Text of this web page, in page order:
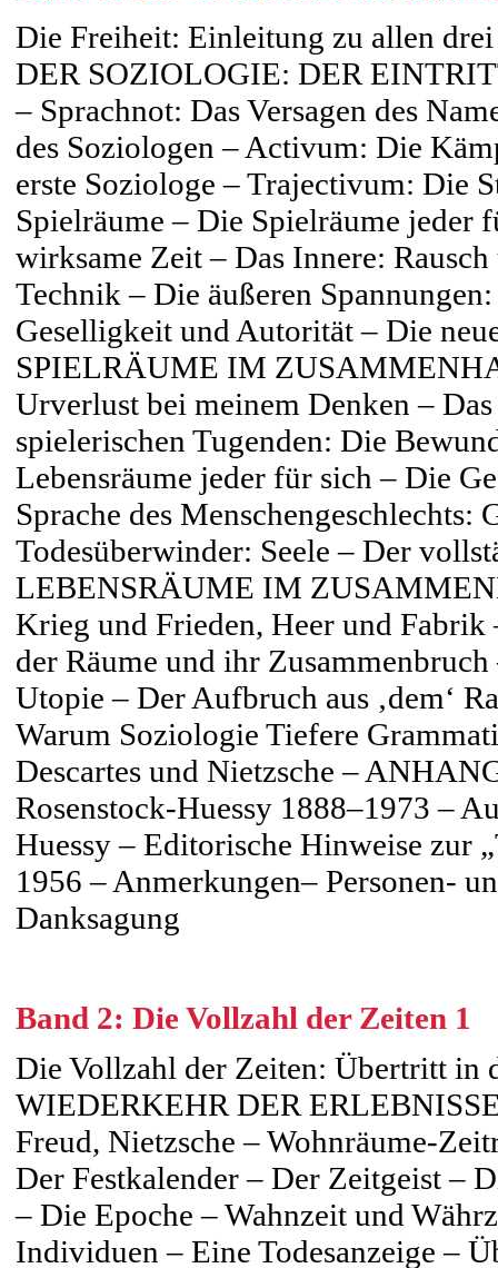
Die Freiheit: Einleitung zu allen
DER SOZIOLOGIE: DER
– Sprachnot: Das Versagen des
des Soziologen – Activum: Die
erste Soziologe – Trajectivum: Die
Spielräume – Die Spielräume
wirksame Zeit – Das Innere:
Technik – Die äußeren
Geselligkeit und Autorität – Die
SPIELRÄUME IM
Urverlust bei meinem Denken –
spielerischen Tugenden: Die
Lebensräume jeder für sich – Die
Sprache des
Todesüberwinder: Seele – Der
LEBENSRÄUME IM
Krieg und Frieden, Heer und Fabrik
der Räume und ihr
Utopie – Der Aufbruch aus ‚dem‘
Warum Soziologie Tiefere
Descartes und Nietzsche –
Rosenstock-Huessy 1888–1973 –
Huessy – Editorische Hinweise zur
1956 – Anmerkungen– Personen-
Danksagung
Band 2: Die Vollzahl der Zeiten 1
Die Vollzahl der Zeiten: Übertritt
WIEDERKEHR DER
Freud, Nietzsche – Wohnräume-
Der Festkalender – Der Zeitgeist –
– Die Epoche – Wahnzeit und
Individuen – Eine Todesanzeige –